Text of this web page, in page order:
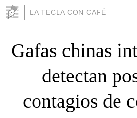
LA TECLA CON CAFÉ
Gafas chinas
detectan
contagios de